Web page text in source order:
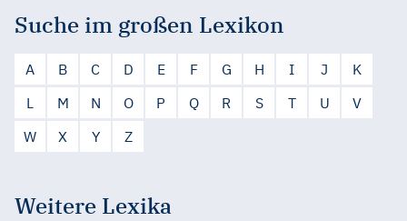
Suche im großen Lexikon
A B C D E F G H I J
K
L
M N O P Q R S T U
V
W
X Y Z
Weitere Lexika